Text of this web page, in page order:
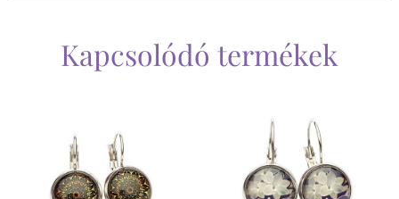
Kapcsolódó termékek